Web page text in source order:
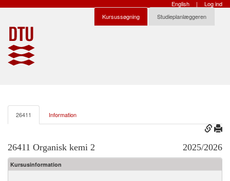
English |
Log ind
Kursussøgning
Studieplanlæggeren
26411 Information
26411 Organisk kemi 2 2025/2026
Kursusinformation